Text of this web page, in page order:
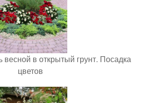
весной в открытый грунт. Посадка
цветов